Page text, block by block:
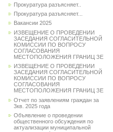
Прокуратура разъясняет..
Прокуратура разъясняет...
Вакансии 2025
ИЗВЕЩЕНИЕ О ПРОВЕДЕНИИ
ЗАСЕДАНИЯ СОГЛАСИТЕЛЬНОЙ
КОМИССИИ ПО ВОПРОСУ
СОГЛАСОВАНИЯ
МЕСТОПОЛОЖЕНИЯ ГРАНИЦ ЗЕ
ИЗВЕЩЕНИЕ О ПРОВЕДЕНИИ
ЗАСЕДАНИЯ СОГЛАСИТЕЛЬНОЙ
КОМИССИИ ПО ВОПРОСУ
СОГЛАСОВАНИЯ
МЕСТОПОЛОЖЕНИЯ ГРАНИЦ ЗЕ
Отчет по заявлениям граждан за
3кв. 2025 года
Объявление о проведении
общественного обсуждения по
актуализации муниципальной